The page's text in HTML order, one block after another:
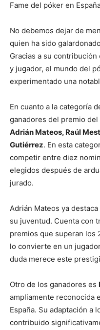
Fame del póker en
No debemos dejar de
quien ha sido
Gracias a su
y jugador, el mundo del
experimentado una
En cuanto a la categoría
ganadores del premio
Adrián Mateos, Raúl
Gutiérrez. En esta
competir entre diez
elegidos después de
jurado.
Adrián Mateos ya
su juventud. Cuenta con
premios que superan los
lo convierte en un
duda merece este
Otro de los ganadores es
ampliamente reconocida
España. Su adaptación a
contribuido